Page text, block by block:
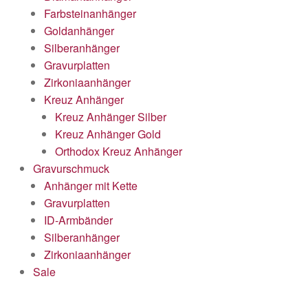
Farbsteinanhänger
Goldanhänger
Silberanhänger
Gravurplatten
Zirkoniaanhänger
Kreuz Anhänger
Kreuz Anhänger Silber
Kreuz Anhänger Gold
Orthodox Kreuz Anhänger
Gravurschmuck
Anhänger mit Kette
Gravurplatten
ID-Armbänder
Silberanhänger
Zirkoniaanhänger
Sale